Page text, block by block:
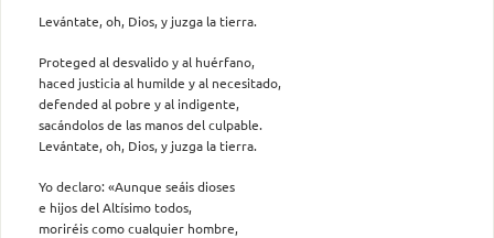
Levántate, oh, Dios, y juzga la tierra.
Proteged al desvalido y al huérfano,
haced justicia al humilde y al necesitado,
defended al pobre y al indigente,
sacándolos de las manos del culpable.
Levántate, oh, Dios, y juzga la tierra.
Yo declaro: «Aunque seáis dioses
e hijos del Altísimo todos,
moriréis como cualquier hombre,